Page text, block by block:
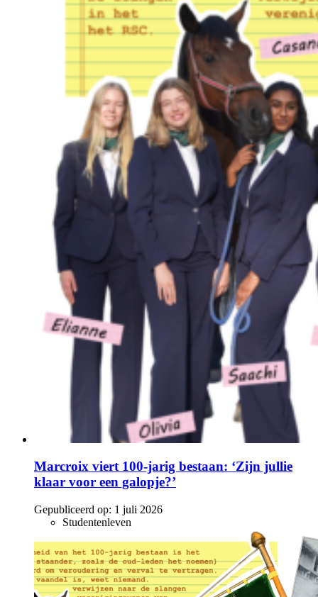
Marcroix viert 100-jarig bestaan: ‘Zijn jullie
klaar voor een galopje?’
Gepubliceerd op: 1 juli 2026
Studentenleven